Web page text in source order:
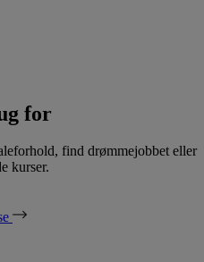
for
find drømmejobbet eller
kurser.